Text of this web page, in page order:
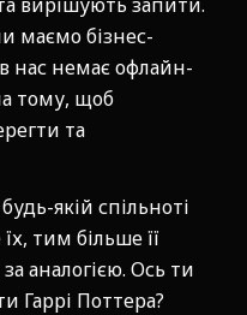
маємо бізнес-
нас немає офлайн-
тому, щоб
та
якій спільноті
тим більше її
аналогією. Ось ти
Гаррі Поттера?